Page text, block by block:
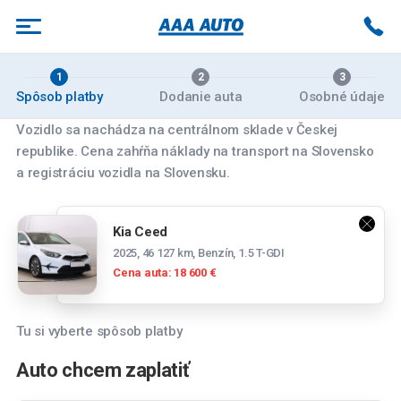
1
Spôsob platby
2
Dodanie auta
3
Osobné údaje
Vozidlo sa nachádza na centrálnom sklade v Českej
republike. Cena zahŕňa náklady na transport na Slovensko
a registráciu vozidla na Slovensku.
Kia Ceed
2025, 46 127 km, Benzín, 1.5 T-GDI
Cena auta: 18 600 €
Tu si vyberte spôsob platby
Auto chcem zaplatiť
Spočítajte si mesačnú splátku
Mesačná splátka
Vyberte pobočku
Banská Bystrica
Zvolenská cesta 14084/179, 974 05 Banská
Bystrica
Bratislava
Tesco stores SR a.s., Cesta na Senec 2, 821